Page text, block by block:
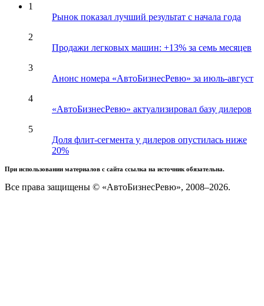
1
Рынок показал лучший результат с начала года
2
Продажи легковых машин: +13% за семь месяцев
3
Анонс номера «АвтоБизнесРевю» за июль-август
4
«АвтоБизнесРевю» актуализировал базу дилеров
5
Доля флит-сегмента у дилеров опустилась ниже
20%
При использовании материалов с сайта ссылка на источник обязательна.
Все права защищены © «АвтоБизнесРевю», 2008–2026.